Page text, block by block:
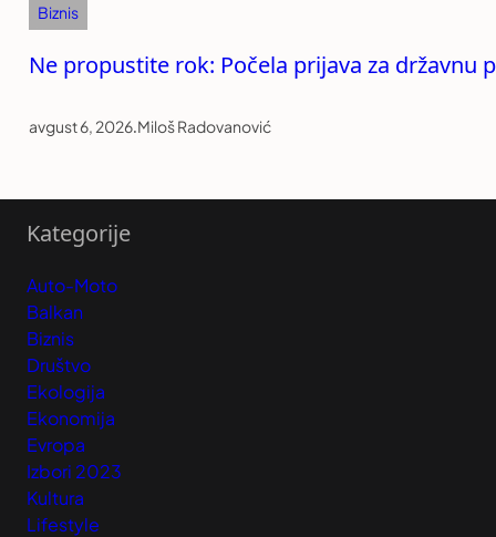
Biznis
Ne propustite rok: Počela prijava za državnu
avgust 6, 2026.Miloš Radovanović
Kategorije
Auto-Moto
Balkan
Biznis
Društvo
Ekologija
Ekonomija
Evropa
Izbori 2023
Kultura
Lifestyle